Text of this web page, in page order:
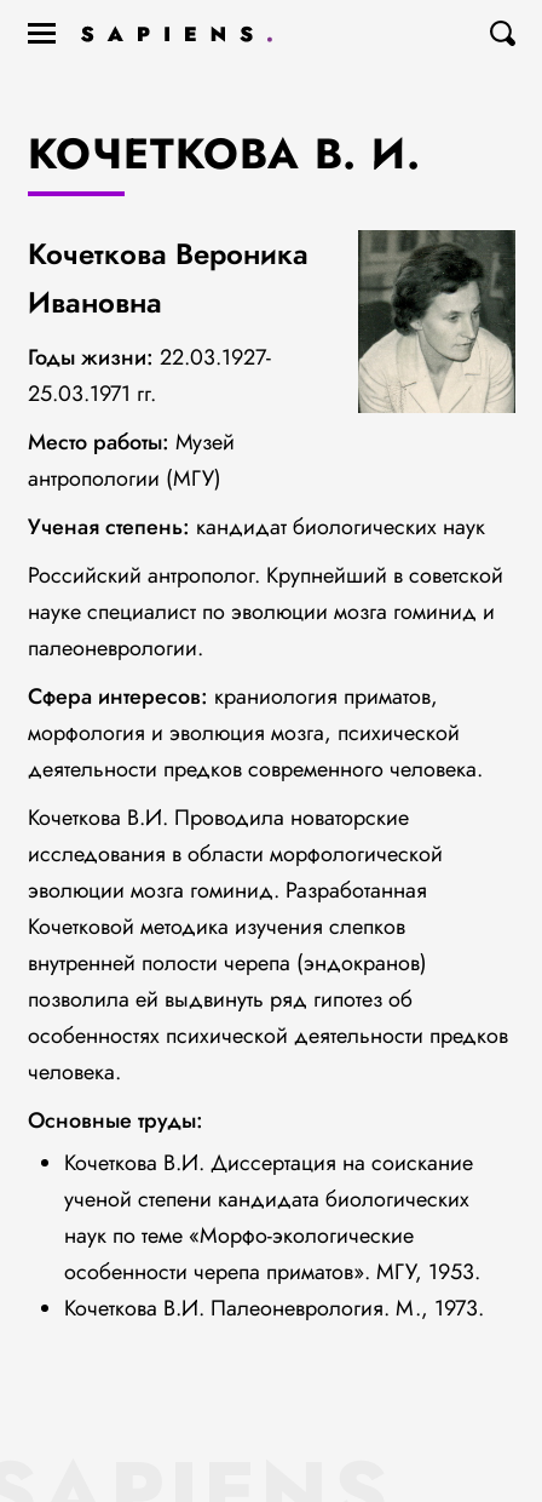
КОЧЕТКОВА В. И.
Кочеткова Вероника
Ивановна
Годы жизни: 22.03.1927-
25.03.1971 гг.
Место работы: Музей
антропологии (МГУ)
Ученая степень: кандидат биологических наук
Российский антрополог. Крупнейший в советской
науке специалист по эволюции мозга гоминид и
палеоневрологии.
Сфера интересов: краниология приматов,
морфология и эволюция мозга, психической
деятельности предков современного человека.
Кочеткова В.И. Проводила новаторские
исследования в области морфологической
эволюции мозга гоминид. Разработанная
Кочетковой методика изучения слепков
внутренней полости черепа (эндокранов)
позволила ей выдвинуть ряд гипотез об
особенностях психической деятельности предков
человека.
Основные труды:
Кочеткова В.И. Диссертация на соискание
ученой степени кандидата биологических
наук по теме «Морфо-экологические
особенности черепа приматов». МГУ, 1953.
Кочеткова В.И. Палеоневрология. М., 1973.